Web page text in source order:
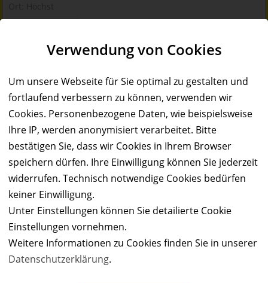
Verwendung von Cookies
Um unsere Webseite für Sie optimal zu gestalten und
fortlaufend verbessern zu können, verwenden wir
Cookies. Personenbezogene Daten, wie beispielsweise
Ihre IP, werden anonymisiert verarbeitet. Bitte
bestätigen Sie, dass wir Cookies in Ihrem Browser
speichern dürfen. Ihre Einwilligung können Sie jederzeit
widerrufen. Technisch notwendige Cookies bedürfen
keiner Einwilligung.
Unter Einstellungen können Sie detailierte Cookie
Einstellungen vornehmen.
Weitere Informationen zu Cookies finden Sie in unserer
Datenschutzerklärung.
Erlebnishof Gut Hügle
Familienfreundlicher Erlebnishof
Gutschein 50% Rabatt